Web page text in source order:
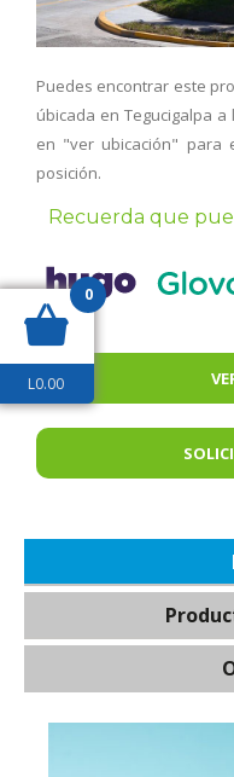
Puedes encontrar este
úbicada en Tegucigalpa
en "ver ubicación" para
posición.
Recuerda que
0
L0.00